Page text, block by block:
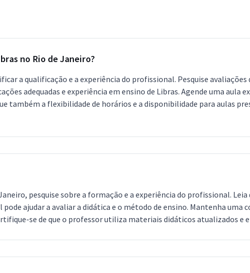
no Rio de Janeiro?
a qualificação e a experiência do profissional. Pesquise avaliações
adequadas e experiência em ensino de Libras. Agende uma aula
também a flexibilidade de horários e a disponibilidade para aulas
pesquise sobre a formação e a experiência do profissional.
ajudar a avaliar a didática e o método de ensino. Mantenha uma
se de que o professor utiliza materiais didáticos atualizados e